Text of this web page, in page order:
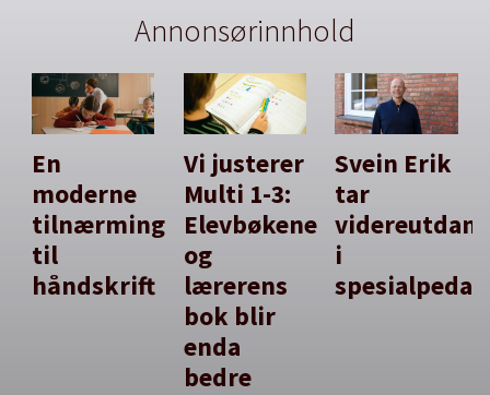
Annonsørinnhold
En
moderne
tilnærming
til
håndskrift
Vi justerer
Multi 1-3:
Elevbøkene
og
lærerens
bok blir
enda
bedre
Svein Erik
tar
i